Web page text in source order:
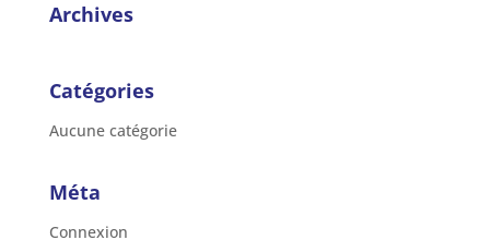
Archives
Catégories
Aucune catégorie
Méta
Connexion